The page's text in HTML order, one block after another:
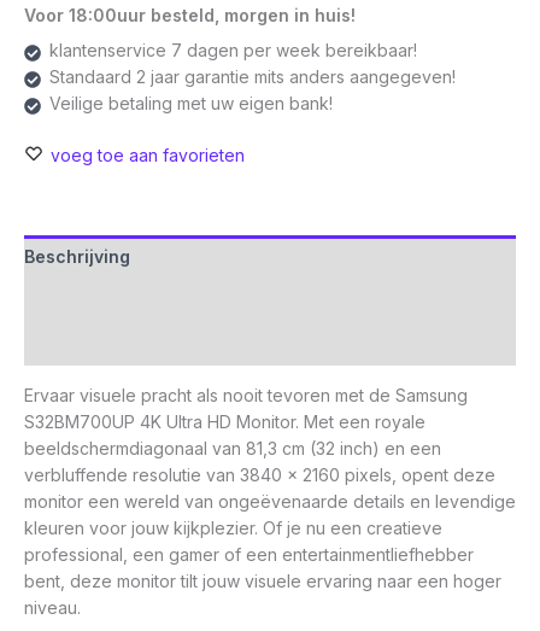
Voor 18:00uur besteld, morgen in huis!
klantenservice 7 dagen per week bereikbaar!
Standaard 2 jaar garantie mits anders aangegeven!
Veilige betaling met uw eigen bank!
voeg toe aan favorieten
Beschrijving
Ervaar visuele pracht als nooit tevoren met de Samsung
S32BM700UP 4K Ultra HD Monitor. Met een royale
beeldschermdiagonaal van 81,3 cm (32 inch) en een
verbluffende resolutie van 3840 x 2160 pixels, opent deze
monitor een wereld van ongeëvenaarde details en levendige
kleuren voor jouw kijkplezier. Of je nu een creatieve
professional, een gamer of een entertainmentliefhebber
bent, deze monitor tilt jouw visuele ervaring naar een hoger
niveau.